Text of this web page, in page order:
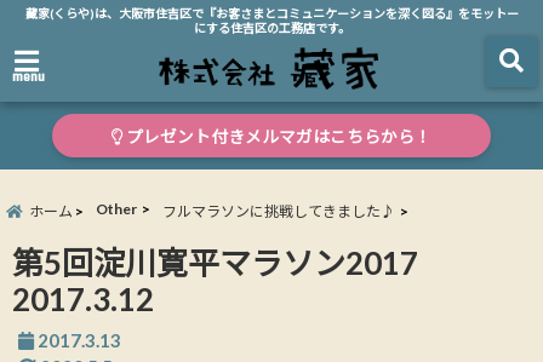
藏家(くらや)は、大阪市住吉区で『お客さまとコミュニケーションを深く図る』をモットー
にする住吉区の工務店です。
menu
プレゼント付きメルマガはこちらから！
ホーム Other フルマラソンに挑戦してきました♪
第5回淀川寛平マラソン2017
2017.3.12
2017.3.13